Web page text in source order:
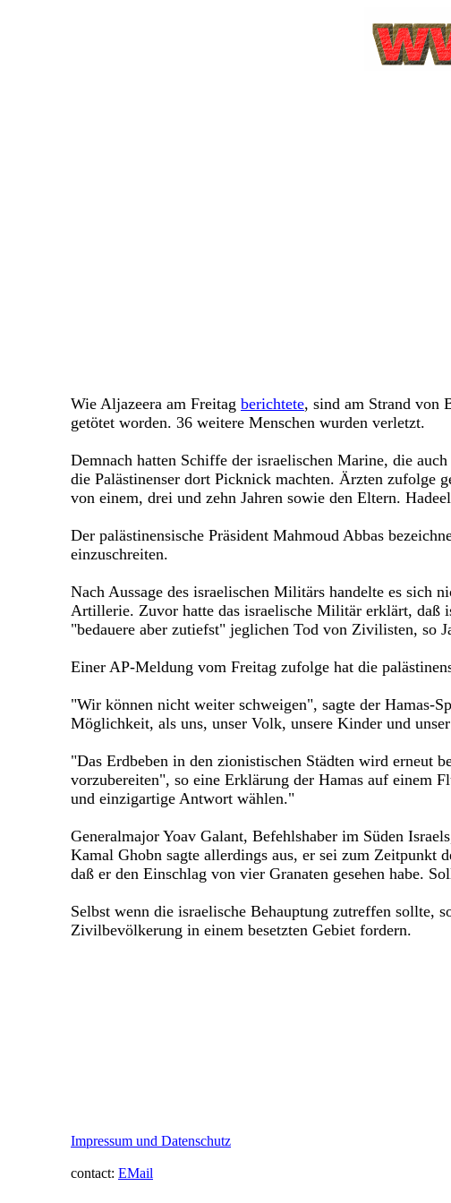
Wie Aljazeera am Freitag berichtete, sind am Strand von
getötet worden. 36 weitere Menschen wurden verletzt.
Demnach hatten Schiffe der israelischen Marine, die
die Palästinenser dort Picknick machten. Ärzten zufolge
von einem, drei und zehn Jahren sowie den Eltern.
Der palästinensische Präsident Mahmoud Abbas
einzuschreiten.
Nach Aussage des israelischen Militärs handelte es sich
Artillerie. Zuvor hatte das israelische Militär erklärt, daß
"bedauere aber zutiefst" jeglichen Tod von Zivilisten, so
Einer AP-Meldung vom Freitag zufolge hat die
"Wir können nicht weiter schweigen", sagte der Hamas-
Möglichkeit, als uns, unser Volk, unsere Kinder und
"Das Erdbeben in den zionistischen Städten wird erneut
vorzubereiten", so eine Erklärung der Hamas auf einem
und einzigartige Antwort wählen."
Generalmajor Yoav Galant, Befehlshaber im Süden
Kamal Ghobn sagte allerdings aus, er sei zum Zeitpunkt
daß er den Einschlag von vier Granaten gesehen habe.
Selbst wenn die israelische Behauptung zutreffen sollte,
Zivilbevölkerung in einem besetzten Gebiet fordern.
Impressum und Datenschutz
contact: EMail